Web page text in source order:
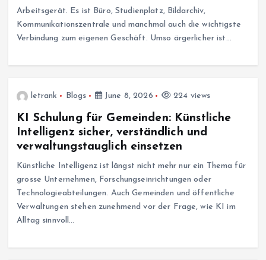
Arbeitsgerät. Es ist Büro, Studienplatz, Bildarchiv,
Kommunikationszentrale und manchmal auch die wichtigste
Verbindung zum eigenen Geschäft. Umso ärgerlicher ist…
letrank Blogs June 8, 2026 224 views
KI Schulung für Gemeinden: Künstliche
Intelligenz sicher, verständlich und
verwaltungstauglich einsetzen
Künstliche Intelligenz ist längst nicht mehr nur ein Thema für
grosse Unternehmen, Forschungseinrichtungen oder
Technologieabteilungen. Auch Gemeinden und öffentliche
Verwaltungen stehen zunehmend vor der Frage, wie KI im
Alltag sinnvoll…